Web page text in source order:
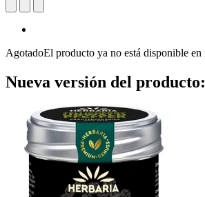
AgotadoEl producto ya no está disponible en
Nueva versión del producto: